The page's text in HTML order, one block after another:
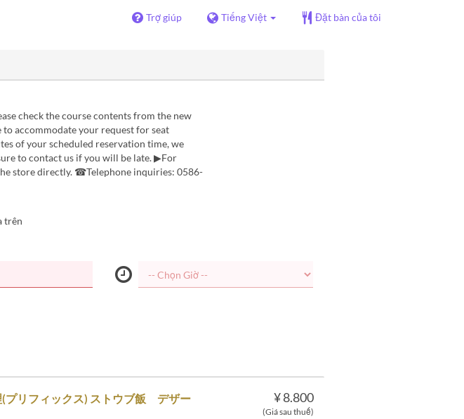
Trợ giúp Tiếng Việt Đặt bàn của tôi
check the course contents from the new
accommodate your request for seat
of your scheduled reservation time, we
to contact us if you will be late. ▶For
store directly. ☎Telephone inquiries: 0586-
trên
¥ 8.800
(Giá sau thuế)
フィックス) ストウブ飯 デザー